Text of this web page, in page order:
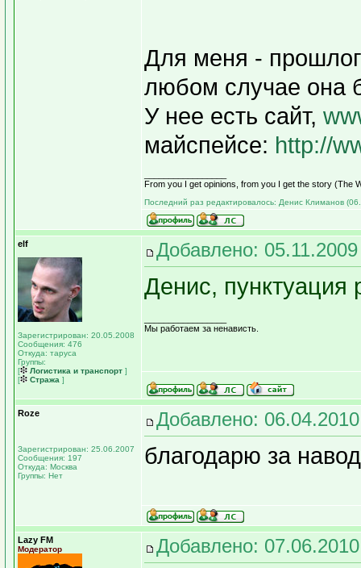
Для меня -
любом случае она
У нее есть сайт,
майспейсе: http://
From you I get opinions, from you I get the story (The
Последний раз редактировалось: Денис Климанов
elf
Зарегистрирован: 20.05.2008
Сообщения: 476
Откуда: таруса
Группы:
[
Логистика и транспорт ]
[
Стража ]
Добавлено:
Денис, пунктуация
Мы работаем за ненависть.
Roze
Зарегистрирован: 25.06.2007
Сообщения: 197
Откуда: Москва
Группы: Нет
Добавлено:
благодарю за
Lazy FM
Модератор Добавлено: